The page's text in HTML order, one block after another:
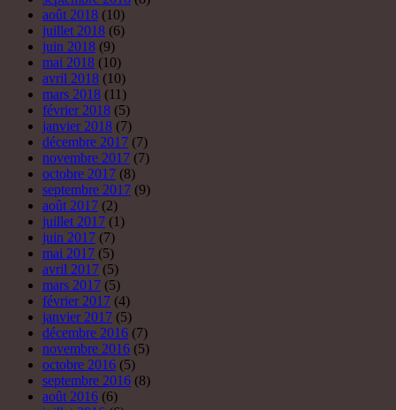
août 2018 (10)
juillet 2018 (6)
juin 2018 (9)
mai 2018 (10)
avril 2018 (10)
mars 2018 (11)
février 2018 (5)
janvier 2018 (7)
décembre 2017 (7)
novembre 2017 (7)
octobre 2017 (8)
septembre 2017 (9)
août 2017 (2)
juillet 2017 (1)
juin 2017 (7)
mai 2017 (5)
avril 2017 (5)
mars 2017 (5)
février 2017 (4)
janvier 2017 (5)
décembre 2016 (7)
novembre 2016 (5)
octobre 2016 (5)
septembre 2016 (8)
août 2016 (6)